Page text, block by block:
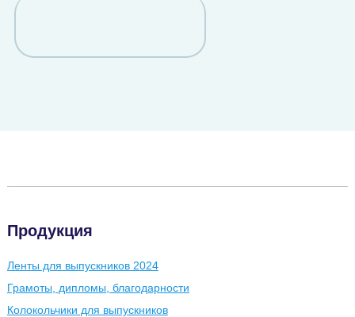
Продукция
Ленты для выпускников 2024
Грамоты, дипломы, благодарности
Колокольчики для выпускников